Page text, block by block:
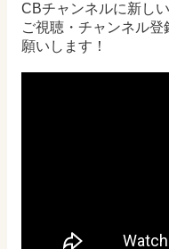
CBチャンネルに新し
ご視聴・チャンネル
願いします！